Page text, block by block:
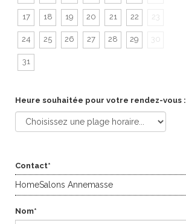
17 18 19 20 21 22 23
24 25 26 27 28 29 30
31
Heure souhaitée pour votre rendez-vous :
Contact*
HomeSalons Annemasse
Nom*